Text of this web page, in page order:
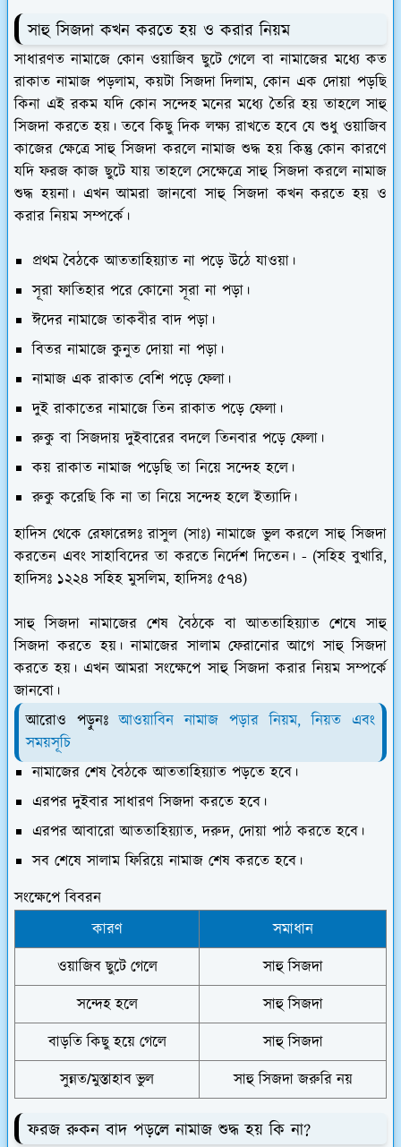
সাহু সিজদা কখন করতে হয় ও করার নিয়ম
সাধারণত নামাজে কোন ওয়াজিব ছুটে গেলে বা নামাজের মধ্যে কত
রাকাত নামাজ পড়লাম, কয়টা সিজদা দিলাম, কোন এক দোয়া পড়ছি
কিনা এই রকম যদি কোন সন্দেহ মনের মধ্যে তৈরি হয় তাহলে সাহু
সিজদা করতে হয়। তবে কিছু দিক লক্ষ্য রাখতে হবে যে শুধু ওয়াজিব
কাজের ক্ষেত্রে সাহু সিজদা করলে নামাজ শুদ্ধ হয় কিন্তু কোন কারণে
যদি ফরজ কাজ ছুটে যায় তাহলে সেক্ষেত্রে সাহু সিজদা করলে নামাজ
শুদ্ধ হয়না। এখন আমরা জানবো সাহু সিজদা কখন করতে হয় ও
করার নিয়ম সম্পর্কে।
প্রথম বৈঠকে আততাহিয়্যাত না পড়ে উঠে যাওয়া।
সূরা ফাতিহার পরে কোনো সূরা না পড়া।
ঈদের নামাজে তাকবীর বাদ পড়া।
বিতর নামাজে কুনুত দোয়া না পড়া।
নামাজ এক রাকাত বেশি পড়ে ফেলা।
দুই রাকাতের নামাজে তিন রাকাত পড়ে ফেলা।
রুকু বা সিজদায় দুইবারের বদলে তিনবার পড়ে ফেলা।
কয় রাকাত নামাজ পড়েছি তা নিয়ে সন্দেহ হলে।
রুকু করেছি কি না তা নিয়ে সন্দেহ হলে ইত্যাদি।
হাদিস থেকে রেফারেন্সঃ রাসুল (সাঃ) নামাজে ভুল করলে সাহু সিজদা
করতেন এবং সাহাবিদের তা করতে নির্দেশ দিতেন। - (সহিহ বুখারি,
হাদিসঃ ১২২৪ সহিহ মুসলিম, হাদিসঃ ৫৭৪)
সাহু সিজদা নামাজের শেষ বৈঠকে বা আততাহিয়্যাত শেষে সাহু
সিজদা করতে হয়। নামাজের সালাম ফেরানোর আগে সাহু সিজদা
করতে হয়। এখন আমরা সংক্ষেপে সাহু সিজদা করার নিয়ম সম্পর্কে
জানবো।
আরোও পড়ুনঃআওয়াবিন নামাজ পড়ার নিয়ম, নিয়ত এবং
সময়সূচি
নামাজের শেষ বৈঠকে আততাহিয়্যাত পড়তে হবে।
এরপর দুইবার সাধারণ সিজদা করতে হবে।
এরপর আবারো আততাহিয়্যাত, দরুদ, দোয়া পাঠ করতে হবে।
সব শেষে সালাম ফিরিয়ে নামাজ শেষ করতে হবে।
সংক্ষেপে বিবরন
কারণ সমাধান
ওয়াজিব ছুটে গেলে সাহু সিজদা
সন্দেহ হলে সাহু সিজদা
বাড়তি কিছু হয়ে গেলে সাহু সিজদা
সুন্নত/মুস্তাহাব ভুল সাহু সিজদা জরুরি নয়
ফরজ রুকন বাদ পড়লে নামাজ শুদ্ধ হয় কি না?